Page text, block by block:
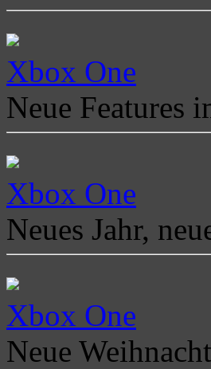
Xbox One
Neue Features
Xbox One
Neues Jahr,
Xbox One
Neue